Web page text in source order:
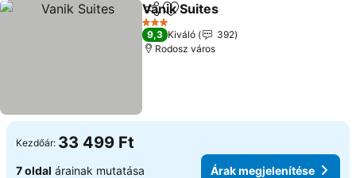
Megosztás
Hozzáadás a kedvencekhez
Vanik Suites
3 Kategória
9,3 Kiváló
392
Rodosz város
Kezdőár: 33 499 Ft
7 oldal árainak mutatása Árak megjelenítése